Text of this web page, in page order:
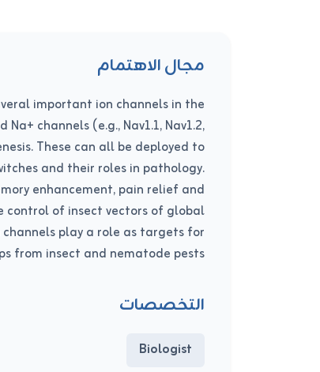
مجال الاهتمام
important ion channels in the
channels (e.g., Nav1.1, Nav1.2,
These can all be deployed to
and their roles in pathology.
enhancement, pain relief and
control of insect vectors of global
play a role as targets for
from insect and nematode pests.
التخصصات
Biologist